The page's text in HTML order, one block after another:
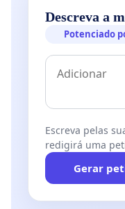
Descreva a
Potenciado
Escreva pelas
redigirá uma
Gerar